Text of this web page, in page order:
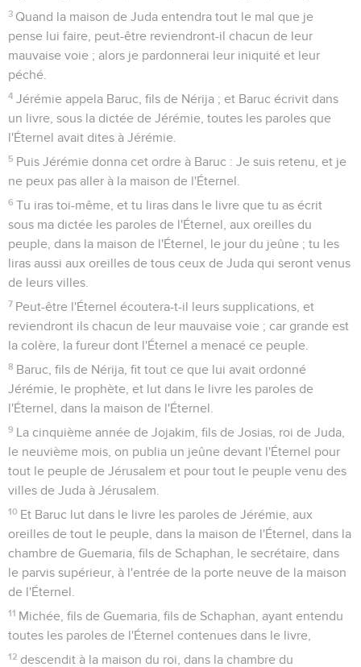
3 Quand la maison de Juda entendra tout le mal que je
pense lui faire, peut-être reviendront-il chacun de leur
mauvaise voie ; alors je pardonnerai leur iniquité et leur
péché.
4 Jérémie appela Baruc, fils de Nérija ; et Baruc écrivit dans
un livre, sous la dictée de Jérémie, toutes les paroles que
l'Éternel avait dites à Jérémie.
5 Puis Jérémie donna cet ordre à Baruc : Je suis retenu, et je
ne peux pas aller à la maison de l'Éternel.
6 Tu iras toi-même, et tu liras dans le livre que tu as écrit
sous ma dictée les paroles de l'Éternel, aux oreilles du
peuple, dans la maison de l'Éternel, le jour du jeûne ; tu les
liras aussi aux oreilles de tous ceux de Juda qui seront venus
de leurs villes.
7 Peut-être l'Éternel écoutera-t-il leurs supplications, et
reviendront ils chacun de leur mauvaise voie ; car grande est
la colère, la fureur dont l'Éternel a menacé ce peuple.
8 Baruc, fils de Nérija, fit tout ce que lui avait ordonné
Jérémie, le prophète, et lut dans le livre les paroles de
l'Éternel, dans la maison de l'Éternel.
9 La cinquième année de Jojakim, fils de Josias, roi de Juda,
le neuvième mois, on publia un jeûne devant l'Éternel pour
tout le peuple de Jérusalem et pour tout le peuple venu des
villes de Juda à Jérusalem.
10 Et Baruc lut dans le livre les paroles de Jérémie, aux
oreilles de tout le peuple, dans la maison de l'Éternel, dans la
chambre de Guemaria, fils de Schaphan, le secrétaire, dans
le parvis supérieur, à l'entrée de la porte neuve de la maison
de l'Éternel.
11 Michée, fils de Guemaria, fils de Schaphan, ayant entendu
toutes les paroles de l'Éternel contenues dans le livre,
12 descendit à la maison du roi, dans la chambre du